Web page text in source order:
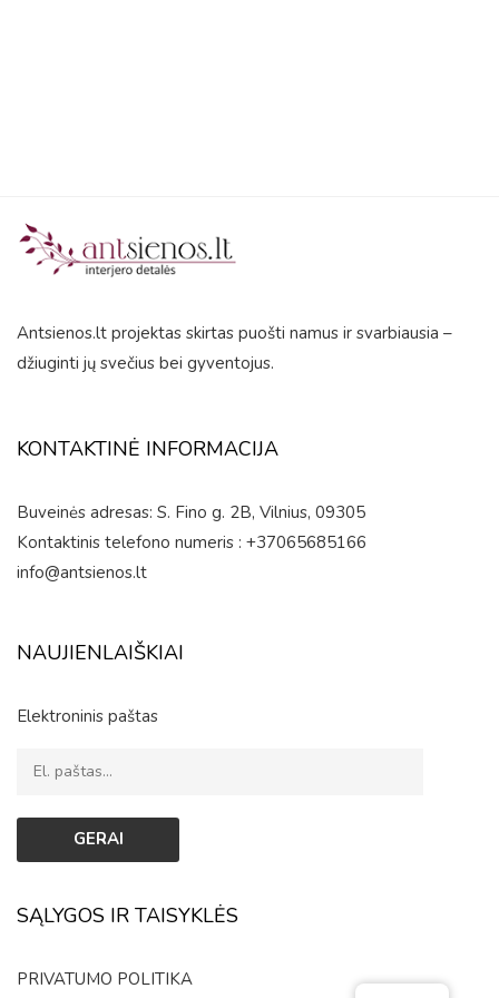
Antsienos.lt projektas skirtas puošti namus ir svarbiausia –
džiuginti jų svečius bei gyventojus.
KONTAKTINĖ INFORMACIJA
Buveinės adresas: S. Fino g. 2B, Vilnius, 09305
Kontaktinis telefono numeris : +37065685166
info@antsienos.lt
NAUJIENLAIŠKIAI
Elektroninis paštas
SĄLYGOS IR TAISYKLĖS
PRIVATUMO POLITIKA